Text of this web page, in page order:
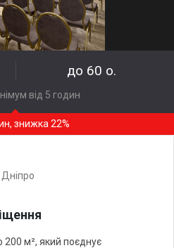
до 60 о.
від 5 годин
знижка 22%
Дніпро
м², який поєднує